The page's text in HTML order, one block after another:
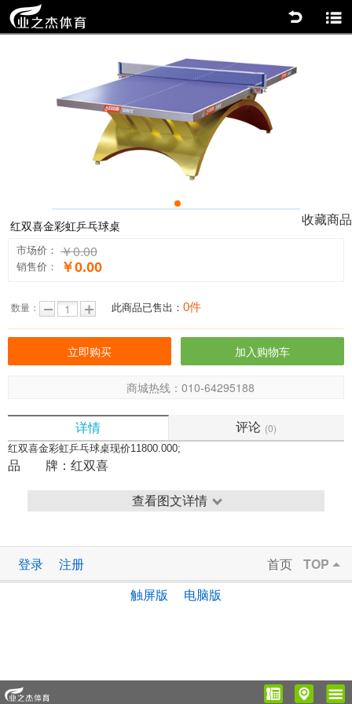
0
收藏商品
红双喜金彩虹乒乓球桌
市场价： ￥0.00
销售价： ￥0.00
数量： 此商品已售出： 0件
商城热线：010-64295188
详情 评论 (0)
红双喜金彩虹乒乓球桌现价11800.000;
品 牌： 红双喜
查看图文详情
登录 注册 首页
TOP
触屏版
电脑版